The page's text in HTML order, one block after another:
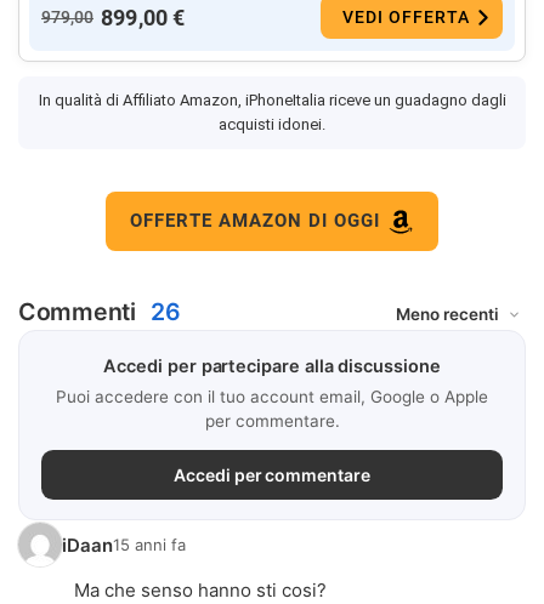
979,00 899,00 € VEDI OFFERTA
In qualità di Affiliato Amazon, iPhoneItalia riceve un guadagno dagli
acquisti idonei.
OFFERTE AMAZON DI OGGI
Commenti 26
Accedi per partecipare alla discussione
Puoi accedere con il tuo account email, Google o Apple
per commentare.
Accedi per commentare
iDaan15 anni fa
Ma che senso hanno sti cosi?